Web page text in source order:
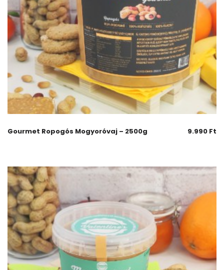
Gourmet Ropogós Mogyoróvaj – 2500g 9.990 Ft